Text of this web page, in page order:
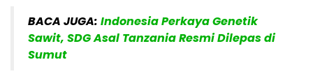
BACA JUGA: Indonesia Perkaya Genetik
Sawit, SDG Asal Tanzania Resmi Dilepas di
Sumut